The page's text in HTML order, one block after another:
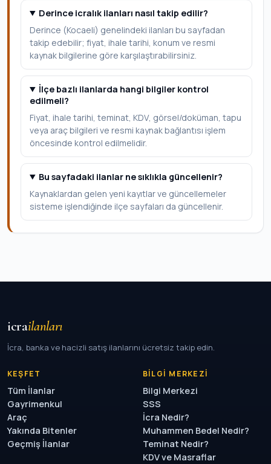
Derince icralık ilanları nasıl takip edilir?
Derince (Kocaeli) genelindeki ilanları bu sayfadan
takip edebilir; fiyat, ihale tarihi, konum ve resmi
kaynak bilgilerine göre karşılaştırabilirsiniz.
İlçe bazlı ilanlarda hangi bilgiler kontrol
edilmeli?
Fiyat, ihale tarihi, teminat, KDV, görsel/doküman, tapu
veya araç bilgileri ve resmi kaynak bağlantısı işlem
öncesinde kontrol edilmelidir.
Bu sayfadaki ilanlar ne sıklıkla güncellenir?
Kaynaklardan gelen yeni kayıtlar ve güncellemeler
sisteme işlendiğinde ilçe sayfaları da güncellenir.
icrailanları
İcra, banka ve hacizli satış ilanlarını ücretsiz takip edin.
KEŞFET
Tüm İlanlar
Gayrimenkul
Araç
Yakında Bitenler
Geçmiş İlanlar
BILGI MERKEZI
Bilgi Merkezi
SSS
İcra Nedir?
Muhammen Bedel Nedir?
Teminat Nedir?
KDV ve Masraflar